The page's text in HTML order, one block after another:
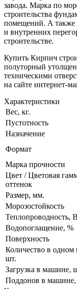
завода. Марка по
строительства
помещений. А также
и внутренних
строительстве.
Купить Кирпич
полуторный
техническими
на сайте интернет-
Характеристики
Вес, кг.
Пустотность
Назначение
Формат
Марка прочности
Цвет / Цветовая
оттенок
Размер, мм.
Морозостойкость
Теплопроводность,
Водопоглащение, %
Поверхность
Количество в одном
шт.
Загрузка в машине,
Поддонов в